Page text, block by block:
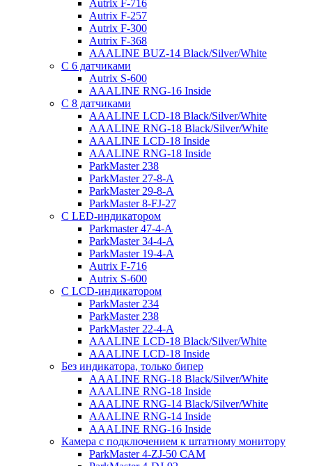
Autrix F-716
Autrix F-257
Autrix F-300
Autrix F-368
AAALINE BUZ-14 Black/Silver/White
С 6 датчиками
Autrix S-600
AAALINE RNG-16 Inside
С 8 датчиками
AAALINE LCD-18 Black/Silver/White
AAALINE RNG-18 Black/Silver/White
AAALINE LCD-18 Inside
AAALINE RNG-18 Inside
ParkMaster 238
ParkMaster 27-8-A
ParkMaster 29-8-A
ParkMaster 8-FJ-27
С LED-индикатором
Parkmaster 47-4-A
ParkMaster 34-4-A
ParkMaster 19-4-A
Autrix F-716
Autrix S-600
С LCD-индикатором
ParkMaster 234
ParkMaster 238
ParkMaster 22-4-A
AAALINE LCD-18 Black/Silver/White
AAALINE LCD-18 Inside
Без индикатора, только бипер
AAALINE RNG-18 Black/Silver/White
AAALINE RNG-18 Inside
AAALINE RNG-14 Black/Silver/White
AAALINE RNG-14 Inside
AAALINE RNG-16 Inside
Камера с подключением к штатному монитору
ParkMaster 4-ZJ-50 CAM